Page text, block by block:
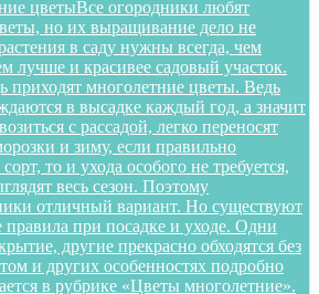
цветыВсе огородники любят
но их выращивание дело не
в саду нужны всегда, чем
лучше и красивее садовый участок.
приходят многолетние цветы. Ведь
в высадке каждый год, а значит
с рассадой, легко переносят
и зиму, если правильно
то и ухода особого не требуется,
весь сезон. Поэтому
отличный вариант. Но существуют
правила при посадке и уходе. Одни
другие прекрасно обходятся без
и других особенностях подробно
в рубрике «Цветы многолетние».